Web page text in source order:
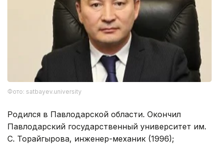
Фото: satbayev.university
Родился в Павлодарской области. Окончил
Павлодарский государственный университет им.
С. Торайгырова, инженер-механик (1996);